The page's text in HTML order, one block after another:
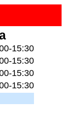
15:30
15:30
15:30
15:30